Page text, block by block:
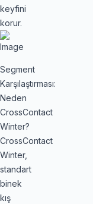
keyfini
korur.
Segment
Karşılaştırması:
Neden
CrossContact
Winter?
CrossContact
Winter,
standart
binek
kış